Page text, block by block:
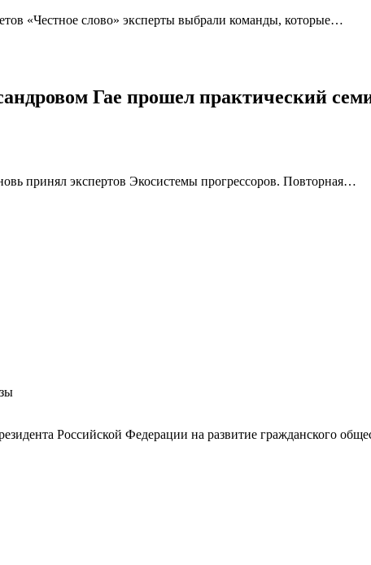
«Честное слово» эксперты выбрали команды, которые…
Гае прошел практический
принял экспертов Экосистемы прогрессоров. Повторная…
Российской Федерации на развитие гражданского